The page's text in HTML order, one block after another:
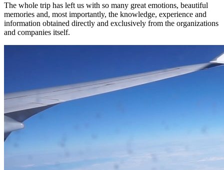
The whole trip has left us with so many great emotions, beautiful
memories and, most importantly, the knowledge, experience and
information obtained directly and exclusively from the organizations
and companies itself.